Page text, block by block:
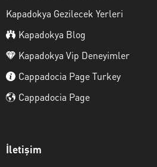
Kapadokya Gezilecek Yerleri
Kapadokya Blog
Kapadokya Vip Deneyimler
Cappadocia Page Turkey
Cappadocia Page
İletişim